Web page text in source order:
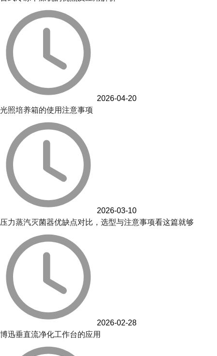
2026-04-20
光照培养箱的使用注意事项
2026-03-10
压力蒸汽灭菌器优缺点对比，选型与注意事项看这篇就够
2026-02-28
博迅垂直流净化工作台的应用